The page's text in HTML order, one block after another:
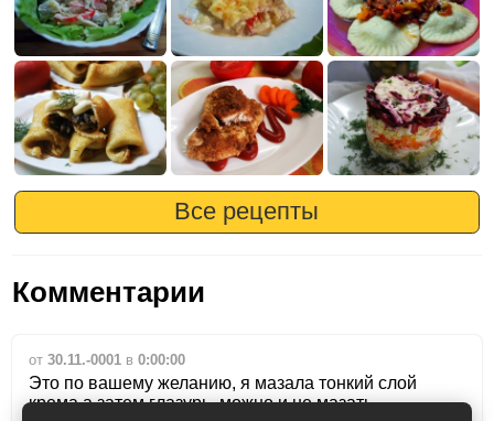
Все рецепты
Комментарии
от30.11.-0001 в0:00:00
Это по вашему желанию, я мазала тонкий слой
крема а затем глазурь, можно и не мазать